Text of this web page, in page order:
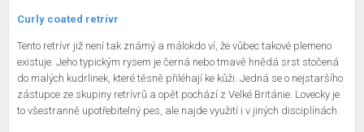
Curly coated retrívr
Tento retrívr již není tak známý a málokdo ví, že vůbec takové plemeno
existuje. Jeho typickým rysem je černá nebo tmavě hnědá srst stočená
do malých kudrlinek, které těsně přiléhají ke kůži. Jedná se o nejstaršího
zástupce ze skupiny retrívrů a opět pochází z Velké Británie. Lovecky je
to všestranně upotřebitelný pes, ale najde využití i v jiných disciplínách.